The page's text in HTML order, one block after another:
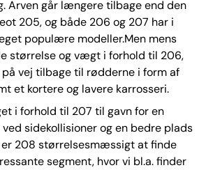
Arven går længere tilbage end den
205, og både 206 og 207 har i
populære modeller.Men mens
størrelse og vægt i forhold til 206,
vej tilbage til rødderne i form af
et kortere og lavere karrosseri.
i forhold til 207 til gavn for en
sidekollisioner og en bedre plads
er 208 størrelsesmæssigt at finde
segment, hvor vi bl.a. finder